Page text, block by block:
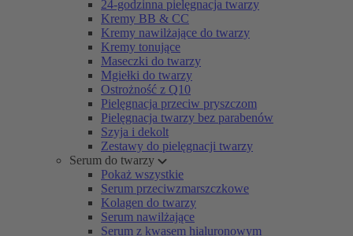
24-godzinna pielęgnacja twarzy
Kremy BB & CC
Kremy nawilżające do twarzy
Kremy tonujące
Maseczki do twarzy
Mgiełki do twarzy
Ostrożność z Q10
Pielęgnacja przeciw pryszczom
Pielęgnacja twarzy bez parabenów
Szyja i dekolt
Zestawy do pielęgnacji twarzy
Serum do twarzy
Pokaż wszystkie
Serum przeciwzmarszczkowe
Kolagen do twarzy
Serum nawilżające
Serum z kwasem hialuronowym